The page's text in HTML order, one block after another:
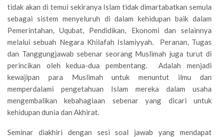
tidak akan di temui sekiranya Islam tidak dimartabatkan semula
sebagai sistem menyeluruh di dalam kehidupan baik dalam
Pemerintahan, Uqubat, Pendidikan, Ekonomi dan selainnya
melalui sebuah Negara Khilafah Islamiyyah. Peranan, Tugas
dan Tanggungjawab sebenar seorang Muslimah juga turut di
perincikan oleh kedua-dua pembentang. Adalah menjadi
kewajipan para Muslimah untuk menuntut ilmu dan
memperdalami pengetahuan Islam mereka dalam usaha
mengembalikan kebahagiaan sebenar yang dicari untuk
kehidupan dunia dan Akhirat.
Seminar diakhiri dengan sesi soal jawab yang mendapat